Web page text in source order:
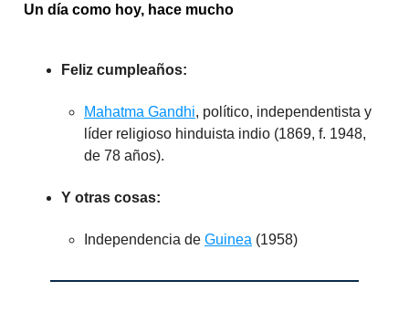
Un día como hoy, hace mucho
Feliz cumpleaños:
Mahatma Gandhi, político, independentista y
líder religioso hinduista indio (1869, f. 1948,
de 78 años).
Y otras cosas:
Independencia de Guinea (1958)